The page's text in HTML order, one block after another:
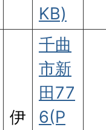
KB)
伊
千曲
市新
田77
6(P